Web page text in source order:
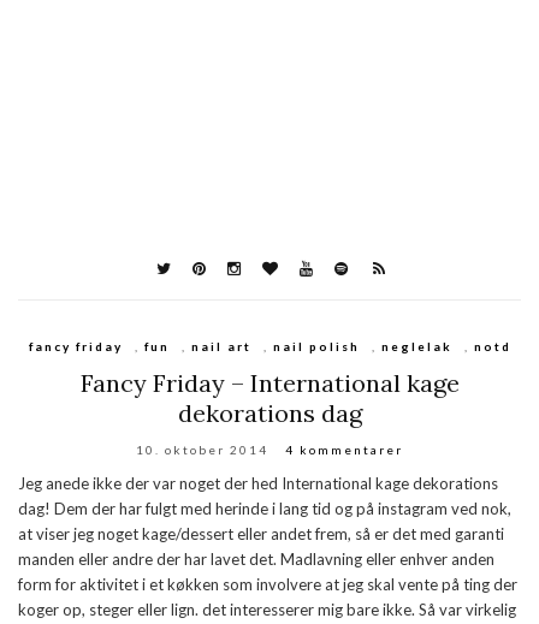
fancy friday , fun , nail art , nail polish , neglelak , notd
Fancy Friday – International kage
dekorations dag
10. oktober 2014 4 kommentarer
Jeg anede ikke der var noget der hed International kage dekorations
dag! Dem der har fulgt med herinde i lang tid og på instagram ved nok,
at viser jeg noget kage/dessert eller andet frem, så er det med garanti
manden eller andre der har lavet det. Madlavning eller enhver anden
form for aktivitet i et køkken som involvere at jeg skal vente på ting der
koger op, steger eller lign. det interesserer mig bare ikke. Så var virkelig